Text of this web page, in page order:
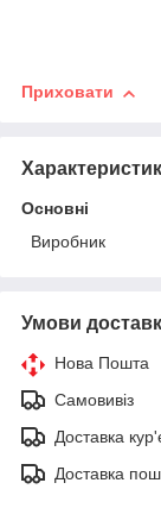
Приховати
Основні
Виробник
Умови
Нова Пошта
Самовивіз
Доставка
Доставка